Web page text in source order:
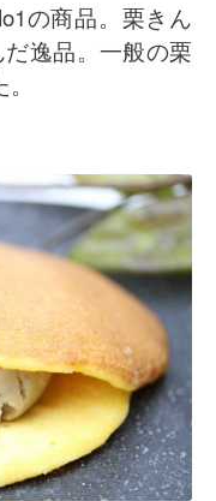
の商品。栗きん
逸品。一般の栗